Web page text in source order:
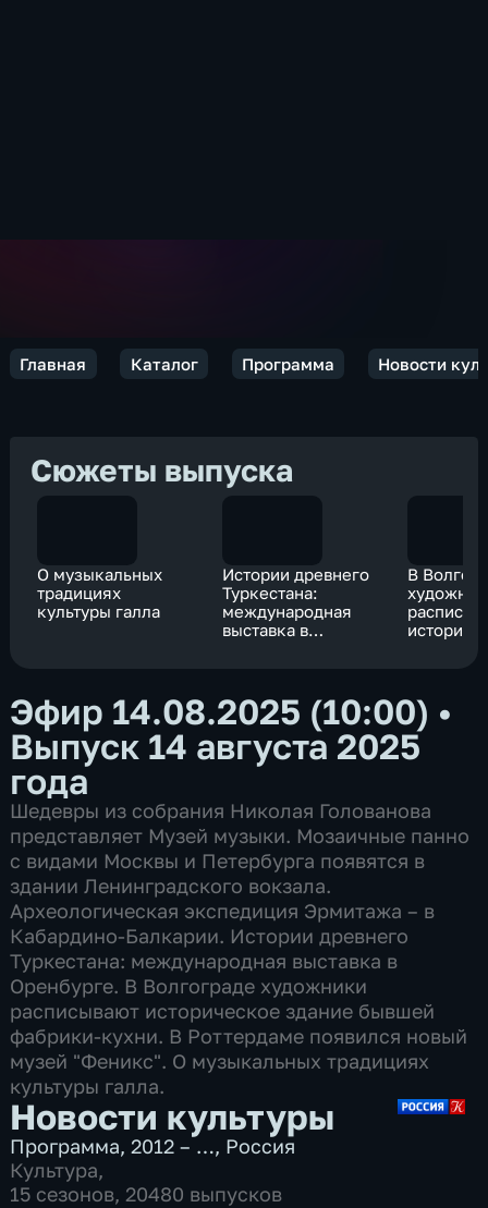
Главная Каталог Программа Новости
Сюжеты выпуска
О музыкальных
традициях
культуры галла
Истории древнего
Туркестана:
международная
выставка в
В
Эфир 14.08.2025 (10:00) •
Выпуск 14 августа 2025
года
Шедевры из собрания Николая Голованова
представляет Музей музыки. Мозаичные панно
с видами Москвы и Петербурга появятся в
здании Ленинградского вокзала.
Археологическая экспедиция Эрмитажа – в
Кабардино-Балкарии. Истории древнего
Туркестана: международная выставка в
Оренбурге. В Волгограде художники
расписывают историческое здание бывшей
фабрики-кухни. В Роттердаме появился новый
музей "Феникс". О музыкальных традициях
культуры галла.
Новости культуры
Программа,2012 – …, Россия
Культура,
15 сезонов, 20480 выпусков